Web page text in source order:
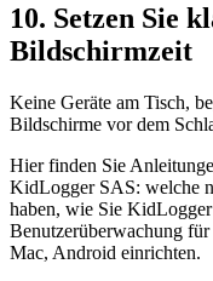
10. Setzen Sie
Bildschirmzeit
Keine Geräte am Tisch,
Bildschirme vor dem
Hier finden Sie
KidLogger SAS: welche
haben, wie Sie
Benutzerüberwachung
Mac, Android einrichten.